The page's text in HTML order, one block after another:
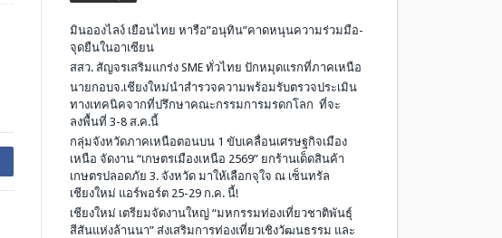
มินอองไลง์ เยือนไทย หารือ”อนุทิน”คาดหนุนความร่วมมือ-
จุดยืนในอาเซียน
สสว. สัญจรเสริมแกร่ง SME ทั่วไทย ปักหมุดแรกที่ภาคเหนือ
นายกอบจ.เชียงใหม่นำสำรวจความพร้อมรับตรวจประเมิน
ทางเทคนิคจากที่ปรึกษาคณะกรรมการมรดกโลก ที่จะ
ลงพื้นที่ 3-8 ส.ค.นี้
กลุ่มจังหวัดภาคเหนือตอนบน 1 ขับเคลื่อนเศรษฐกิจเมือง
เหนือ จัดงาน “เกษตรเมืองเหนือ 2569” ยกร้านเด็ดสินค้า
เกษตรปลอดภัย 3. จังหวัด มาให้เลือกจุใจ ณ เซ็นทรัล
เชียงใหม่ แอร์พอร์ต 25-29 ก.ค. นี้!
เชียงใหม่ เตรียมจัดงานใหญ่ “มหกรรมท่องเที่ยวชาติพันธุ์
สีสันแห่งล้านนา” ส่งเสริมการท่องเที่ยวเชิงวัฒนธรรม และ